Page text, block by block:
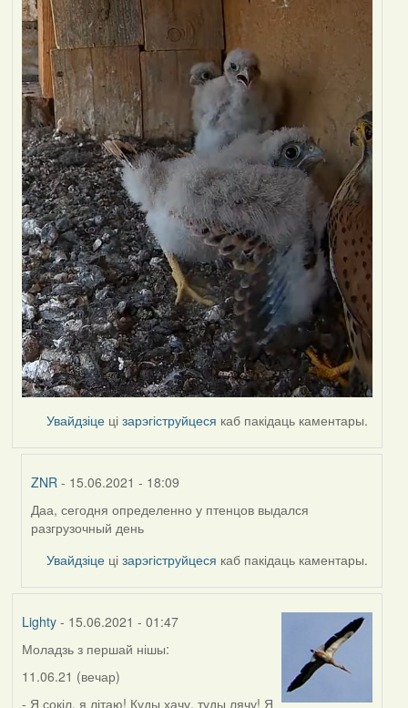
Увайдзіце цізарэгіструйцеся каб пакідаць каментары.
ZNR - 15.06.2021 - 18:09
In
reply
Lighty
Даа, сегодня определенно у птенцов выдался
разгрузочный день
Увайдзіце цізарэгіструйцеся каб пакідаць каментары.
Lighty- 15.06.2021 - 01:47
Моладзь з першай нішы:
11.06.21 (вечар)
- Я сокіл, я літаю! Куды хачу, туды лячу! Я